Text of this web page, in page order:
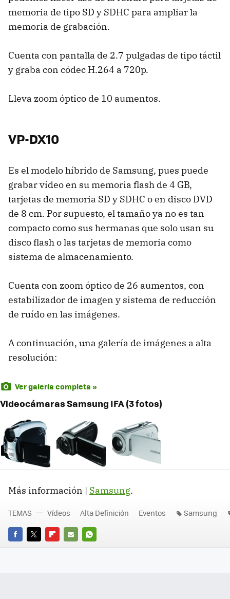
memoria de tipo SD y SDHC para ampliar la
memoria de grabación.
Cuenta con pantalla de 2.7 pulgadas de tipo táctil
y graba con códec H.264 a 720p.
Lleva zoom óptico de 10 aumentos.
VP-DX10
Es el modelo híbrido de Samsung, pues puede
grabar vídeo en su memoria flash de 4 GB,
tarjetas de memoria SD y SDHC o en disco DVD
de 8 cm. Por supuesto, el tamaño ya no es tan
compacto como sus hermanas que solo usan su
disco flash o las tarjetas de memoria como
sistema de almacenamiento.
Cuenta con zoom óptico de 26 aumentos, con
estabilizador de imagen y sistema de reducción
de ruído en las imágenes.
A continuación, una galería de imágenes a alta
resolución:
Ver galería completa »
Videocámaras Samsung IFA (3 fotos)
Más información | Samsung.
FACEBOOK
TWITTERFLIPBOARD
E-
WHATSAPP
TEMAS Vídeos Alta Definición Eventos Samsung